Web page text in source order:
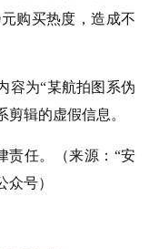
购买热度，造成不
容为“某航拍图系伪
辑的虚假信息。
任。（来源：“安
号）